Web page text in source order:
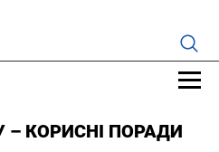
– КОРИСНІ ПОРАДИ